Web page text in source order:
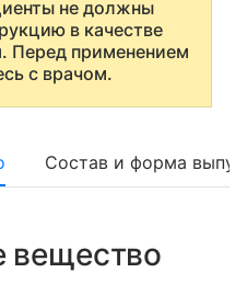
не должны
в качестве
Перед применением
с врачом.
Состав и форма